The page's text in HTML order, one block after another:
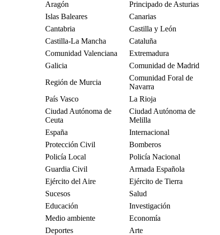
Aragón
Principado de Asturias
Islas Baleares
Canarias
Cantabria
Castilla y León
Castilla-La Mancha
Cataluña
Comunidad Valenciana
Extremadura
Galicia
Comunidad de Madrid
Región de Murcia
Comunidad Foral de
Navarra
País Vasco
La Rioja
Ciudad Autónoma de
Ceuta
Ciudad Autónoma de
Melilla
España
Internacional
Protección Civil
Bomberos
Policía Local
Policía Nacional
Guardia Civil
Armada Española
Ejército del Aire
Ejército de Tierra
Sucesos
Salud
Educación
Investigación
Medio ambiente
Economía
Deportes
Arte